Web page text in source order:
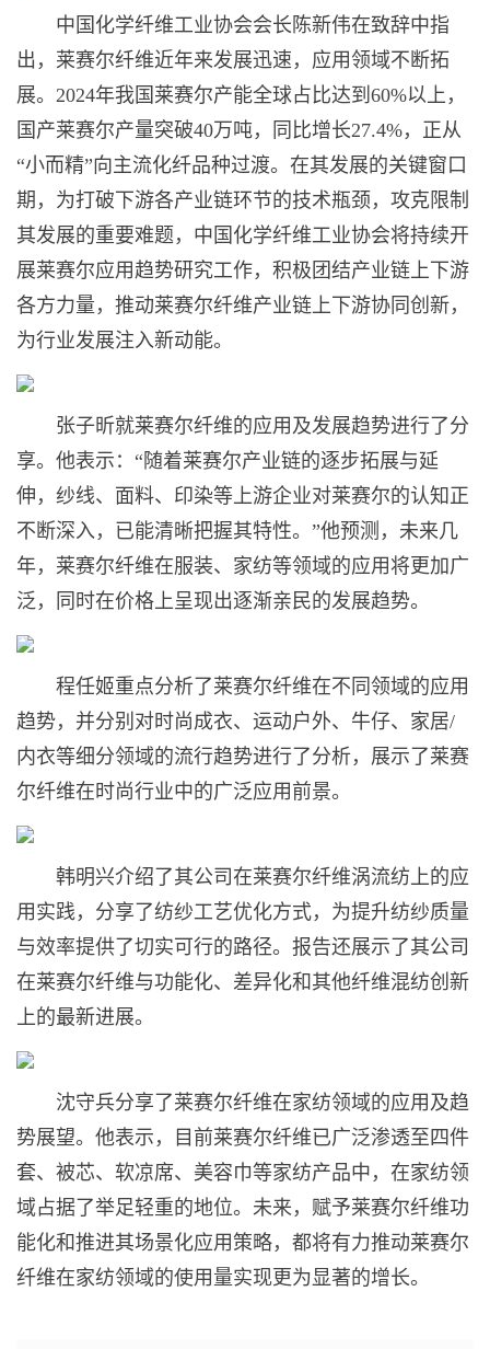
中国化学纤维工业协会会长陈新伟在致辞中指
出，莱赛尔纤维近年来发展迅速，应用领域不断拓
展。2024年我国莱赛尔产能全球占比达到60%以上，
国产莱赛尔产量突破40万吨，同比增长27.4%，正从
“小而精”向主流化纤品种过渡。在其发展的关键窗口
期，为打破下游各产业链环节的技术瓶颈，攻克限制
其发展的重要难题，中国化学纤维工业协会将持续开
展莱赛尔应用趋势研究工作，积极团结产业链上下游
各方力量，推动莱赛尔纤维产业链上下游协同创新，
为行业发展注入新动能。
张子昕就莱赛尔纤维的应用及发展趋势进行了分
享。他表示：“随着莱赛尔产业链的逐步拓展与延
伸，纱线、面料、印染等上游企业对莱赛尔的认知正
不断深入，已能清晰把握其特性。”他预测，未来几
年，莱赛尔纤维在服装、家纺等领域的应用将更加广
泛，同时在价格上呈现出逐渐亲民的发展趋势。
程任姬重点分析了莱赛尔纤维在不同领域的应用
趋势，并分别对时尚成衣、运动户外、牛仔、家居/
内衣等细分领域的流行趋势进行了分析，展示了莱赛
尔纤维在时尚行业中的广泛应用前景。
韩明兴介绍了其公司在莱赛尔纤维涡流纺上的应
用实践，分享了纺纱工艺优化方式，为提升纺纱质量
与效率提供了切实可行的路径。报告还展示了其公司
在莱赛尔纤维与功能化、差异化和其他纤维混纺创新
上的最新进展。
沈守兵分享了莱赛尔纤维在家纺领域的应用及趋
势展望。他表示，目前莱赛尔纤维已广泛渗透至四件
套、被芯、软凉席、美容巾等家纺产品中，在家纺领
域占据了举足轻重的地位。未来，赋予莱赛尔纤维功
能化和推进其场景化应用策略，都将有力推动莱赛尔
纤维在家纺领域的使用量实现更为显著的增长。